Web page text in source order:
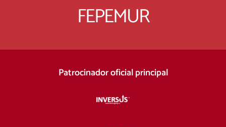
FEPEMUR
Patrocinador oficial principal